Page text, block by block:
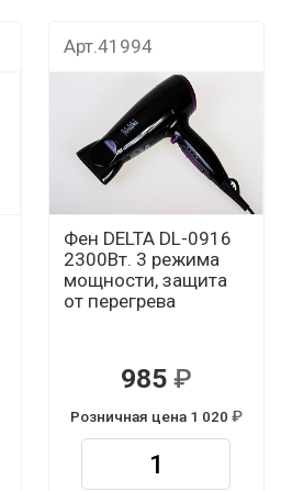
Арт.41994
Фен DELTA DL-0916
2300Вт. 3 режима
мощности, защита
от перегрева
985
Розничная цена 1 020